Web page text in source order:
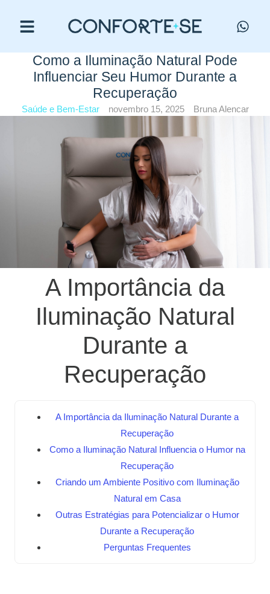
Como a Iluminação Natural Pode
Influenciar Seu Humor Durante a
Recuperação
Saúde e Bem-Estar novembro 15, 2025 Bruna Alencar
A Importância da
Iluminação Natural
Durante a
Recuperação
A Importância da Iluminação Natural Durante a
Recuperação
Como a Iluminação Natural Influencia o Humor na
Recuperação
Criando um Ambiente Positivo com Iluminação
Natural em Casa
Outras Estratégias para Potencializar o Humor
Durante a Recuperação
Perguntas Frequentes